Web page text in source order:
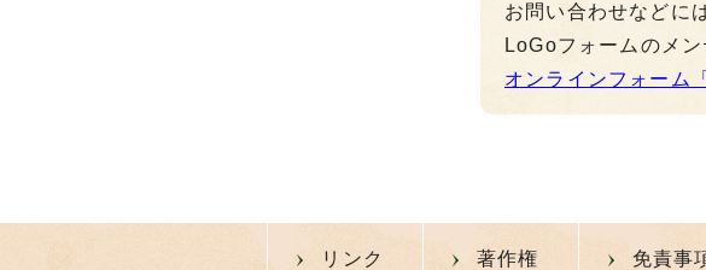
お問い合わせなどに
LoGoフォームのメ
オンラインフォーム
リンク 著作権 免責事